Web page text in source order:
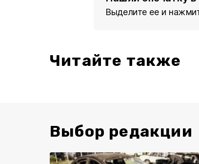
Выделите ее и
Читайте также
Выбор редакции